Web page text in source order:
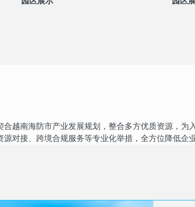
越南海防市产业发展规划，整合多方优质资源，
对接、跨境合规服务等专业化举措，全方位降低企